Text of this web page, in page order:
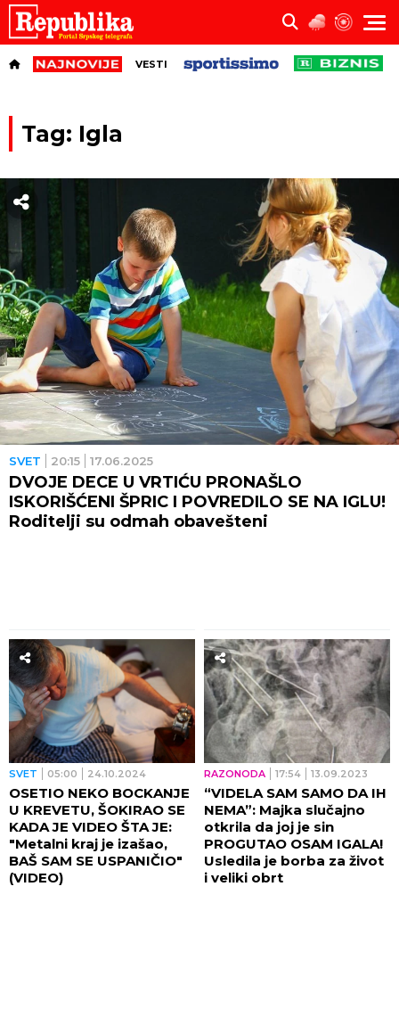
VESTI
Tag: Igla
SVET 20:15 17.06.2025
DVOJE DECE U VRTIĆU PRONAŠLO
ISKORIŠĆENI ŠPRIC I POVREDILO SE NA IGLU!
Roditelji su odmah obavešteni
SVET 05:00 24.10.2024
OSETIO NEKO BOCKANJE
U KREVETU, ŠOKIRAO SE
KADA JE VIDEO ŠTA JE:
"Metalni kraj je izašao,
BAŠ SAM SE USPANIČIO"
(VIDEO)
RAZONODA 17:54 13.09.2023
“VIDELA SAM SAMO DA IH
NEMA”: Majka slučajno
otkrila da joj je sin
PROGUTAO OSAM IGALA!
Usledila je borba za život
i veliki obrt